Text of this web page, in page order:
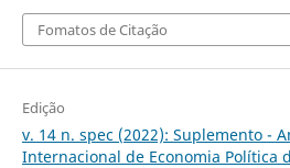
Fomatos de Citação
Edição
v. 14 n. spec (2022): Suplemento -
Internacional de Economia Política